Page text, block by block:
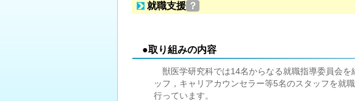
就職支援 ？
●取り組みの内容
獣医学研究科では14名からなる就職指導委員会を
ッフ，キャリアカウンセラー等5名のスタッフを就
行っています。